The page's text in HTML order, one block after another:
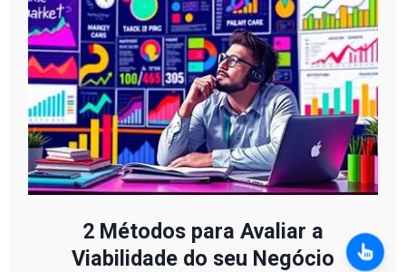
2 Métodos para Avaliar a
Viabilidade do seu Negócio